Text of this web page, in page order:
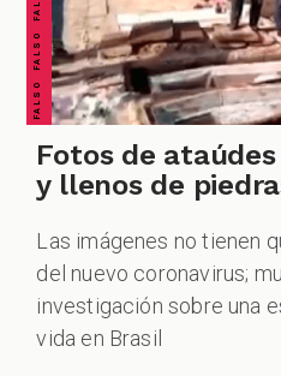
Fotos de
y llenos de
Las imágenes no tienen
del nuevo coronavirus;
investigación sobre una
vida en Brasil